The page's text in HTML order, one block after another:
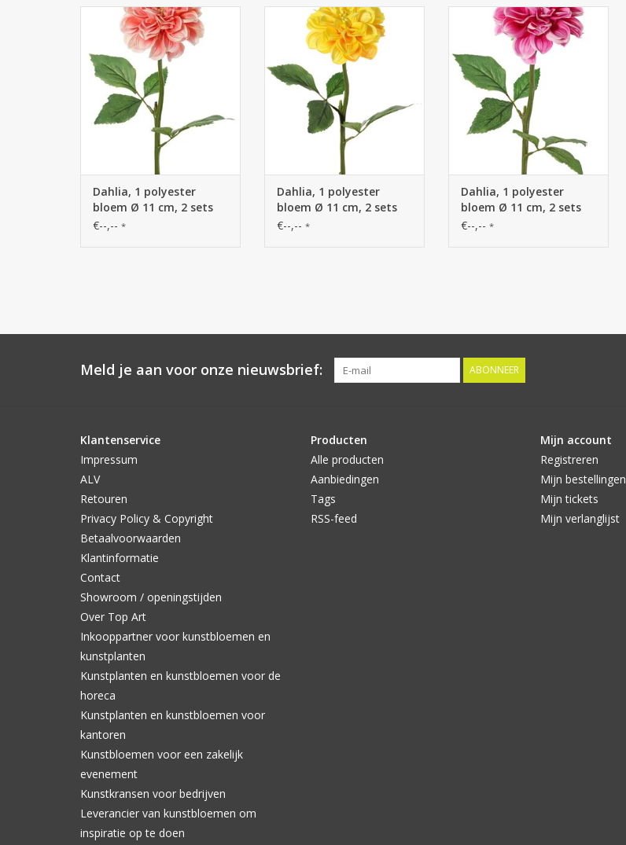
130433CO - Dahlia, 1 polyester
bloem Ø 11 cm, 2 sets blad (6
stuks) 58 cm
Dahlia, 1 polyester
bloem Ø 11 cm, 2 sets
blad (6 stuks) 58 cm
€--,-- *
130433GE - Dahlia, 1 polyester
bloem Ø 11 cm, 2 sets blad (6
stuks) 58 cm
Dahlia, 1 polyester
bloem Ø 11 cm, 2 sets
blad (6 stuks) 58 cm
€--,-- *
130433MA - Dahlia, 1 polyester
bloem Ø 11 cm, 2 sets blad (6
stuks) 58 cm
Dahlia, 1 polyester
bloem Ø 11 cm, 2 sets
blad (6 stuks) 58 cm
€--,-- *
Meld je aan voor onze nieuwsbrief: ABONNEER
Klantenservice
Impressum
ALV
Retouren
Privacy Policy & Copyright
Betaalvoorwaarden
Klantinformatie
Contact
Showroom / openingstijden
Over Top Art
Inkooppartner voor kunstbloemen en
kunstplanten
Kunstplanten en kunstbloemen voor de
horeca
Kunstplanten en kunstbloemen voor
kantoren
Kunstbloemen voor een zakelijk
evenement
Kunstkransen voor bedrijven
Leverancier van kunstbloemen om
inspiratie op te doen
Producten
Alle producten
Aanbiedingen
Tags
RSS-feed
Mijn account
Registreren
Mijn bestellingen
Mijn tickets
Mijn verlanglijst